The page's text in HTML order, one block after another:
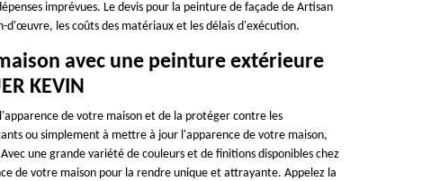
imprévues. Le devis pour la peinture de façade de Artisan
d'œuvre, les coûts des matériaux et les délais d'exécution.
avec une peinture extérieure
KEVIN
de votre maison et de la protéger contre les
ou simplement à mettre à jour l'apparence de votre maison,
une grande variété de couleurs et de finitions disponibles chez
de votre maison pour la rendre unique et attrayante. Appelez la